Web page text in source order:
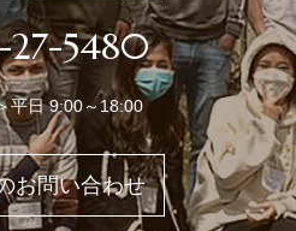
27-5480
平日 9:00～18:00
お問い合わせ